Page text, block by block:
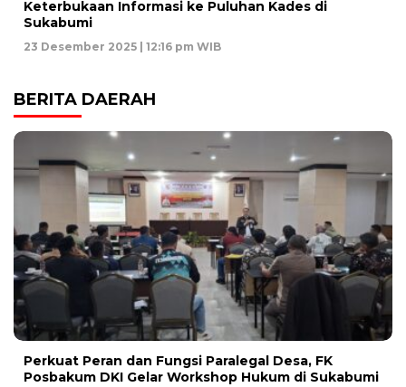
Keterbukaan Informasi ke Puluhan Kades di
Sukabumi
23 Desember 2025 | 12:16 pm WIB
BERITA DAERAH
Perkuat Peran dan Fungsi Paralegal Desa, FK
Posbakum DKI Gelar Workshop Hukum di Sukabumi